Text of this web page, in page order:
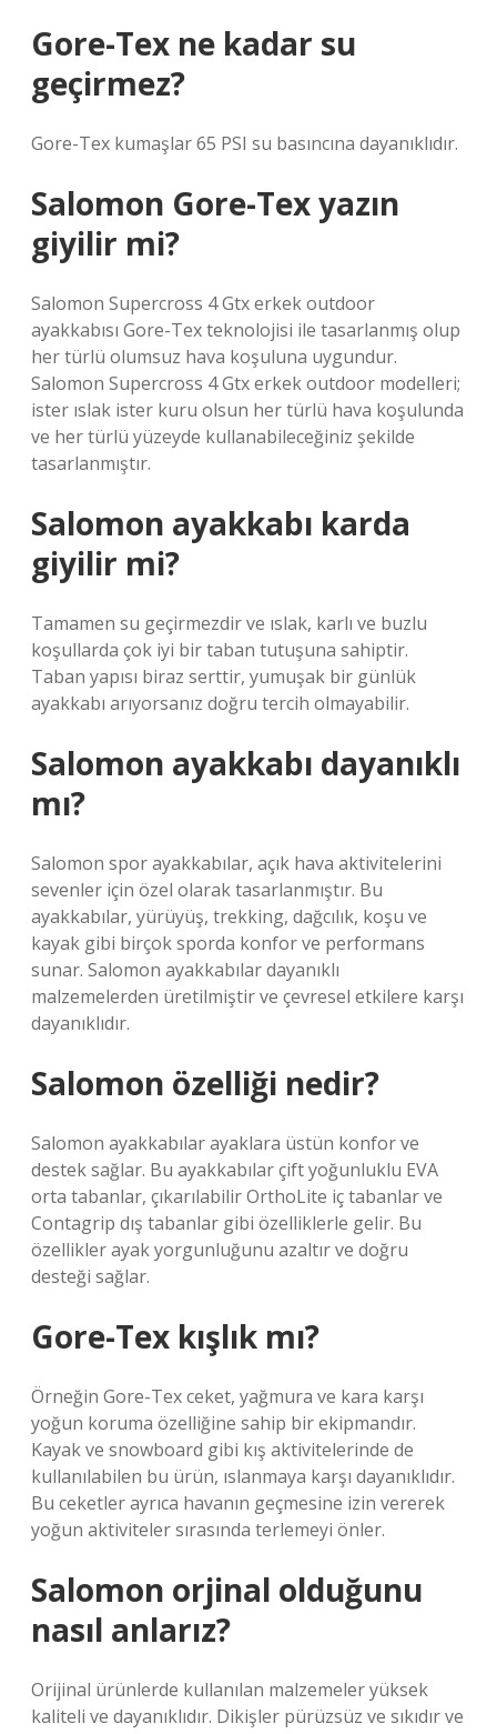
Gore-Tex ne kadar su
geçirmez?
Gore-Tex kumaşlar 65 PSI su basıncına dayanıklıdır.
Salomon Gore-Tex yazın
giyilir mi?
Salomon Supercross 4 Gtx erkek outdoor
ayakkabısı Gore-Tex teknolojisi ile tasarlanmış olup
her türlü olumsuz hava koşuluna uygundur.
Salomon Supercross 4 Gtx erkek outdoor modelleri;
ister ıslak ister kuru olsun her türlü hava koşulunda
ve her türlü yüzeyde kullanabileceğiniz şekilde
tasarlanmıştır.
Salomon ayakkabı karda
giyilir mi?
Tamamen su geçirmezdir ve ıslak, karlı ve buzlu
koşullarda çok iyi bir taban tutuşuna sahiptir.
Taban yapısı biraz serttir, yumuşak bir günlük
ayakkabı arıyorsanız doğru tercih olmayabilir.
Salomon ayakkabı dayanıklı
mı?
Salomon spor ayakkabılar, açık hava aktivitelerini
sevenler için özel olarak tasarlanmıştır. Bu
ayakkabılar, yürüyüş, trekking, dağcılık, koşu ve
kayak gibi birçok sporda konfor ve performans
sunar. Salomon ayakkabılar dayanıklı
malzemelerden üretilmiştir ve çevresel etkilere karşı
dayanıklıdır.
Salomon özelliği nedir?
Salomon ayakkabılar ayaklara üstün konfor ve
destek sağlar. Bu ayakkabılar çift yoğunluklu EVA
orta tabanlar, çıkarılabilir OrthoLite iç tabanlar ve
Contagrip dış tabanlar gibi özelliklerle gelir. Bu
özellikler ayak yorgunluğunu azaltır ve doğru
desteği sağlar.
Gore-Tex kışlık mı?
Örneğin Gore-Tex ceket, yağmura ve kara karşı
yoğun koruma özelliğine sahip bir ekipmandır.
Kayak ve snowboard gibi kış aktivitelerinde de
kullanılabilen bu ürün, ıslanmaya karşı dayanıklıdır.
Bu ceketler ayrıca havanın geçmesine izin vererek
yoğun aktiviteler sırasında terlemeyi önler.
Salomon orjinal olduğunu
nasıl anlarız?
Orijinal ürünlerde kullanılan malzemeler yüksek
kaliteli ve dayanıklıdır. Dikişler pürüzsüz ve sıkıdır ve